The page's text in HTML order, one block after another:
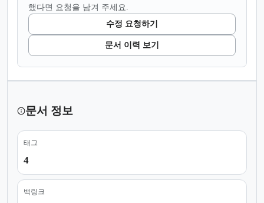
했다면 요청을 남겨 주세요.
수정 요청하기
문서 이력 보기
문서 정보
태그
4
백링크